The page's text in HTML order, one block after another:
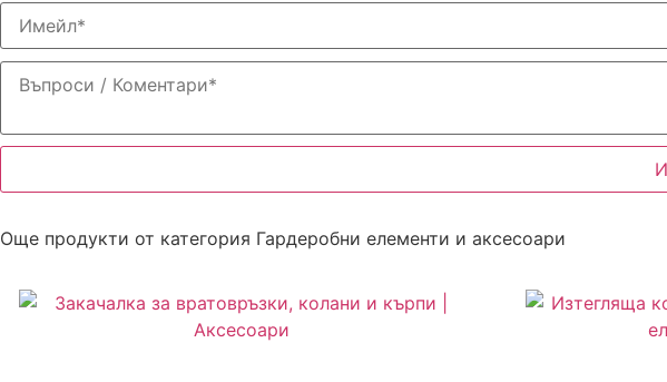
Още продукти от категория Гардеробни елементи и аксесоари